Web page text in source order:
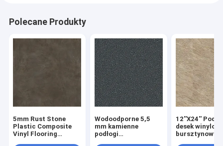
Polecane Produkty
5mm Rust Stone
Plastic Composite
Vinyl Flooring
Wodoodporne 5,5
mm kamienne
podłogi
12''X24''
desek
bursztynowym